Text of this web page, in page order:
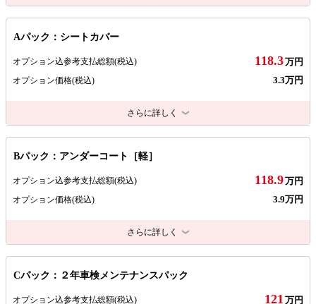
Aパック：シートカバー
オプション込参考支払総額(税込) 118.3万円
オプション価格(税込) 3.3万円
さらに詳しく
Bパック：アンダーコート［軽］
オプション込参考支払総額(税込) 118.9万円
オプション価格(税込) 3.9万円
さらに詳しく
Cパック：２年車検メンテナンスパック
オプション込参考支払総額(税込) 121 万円